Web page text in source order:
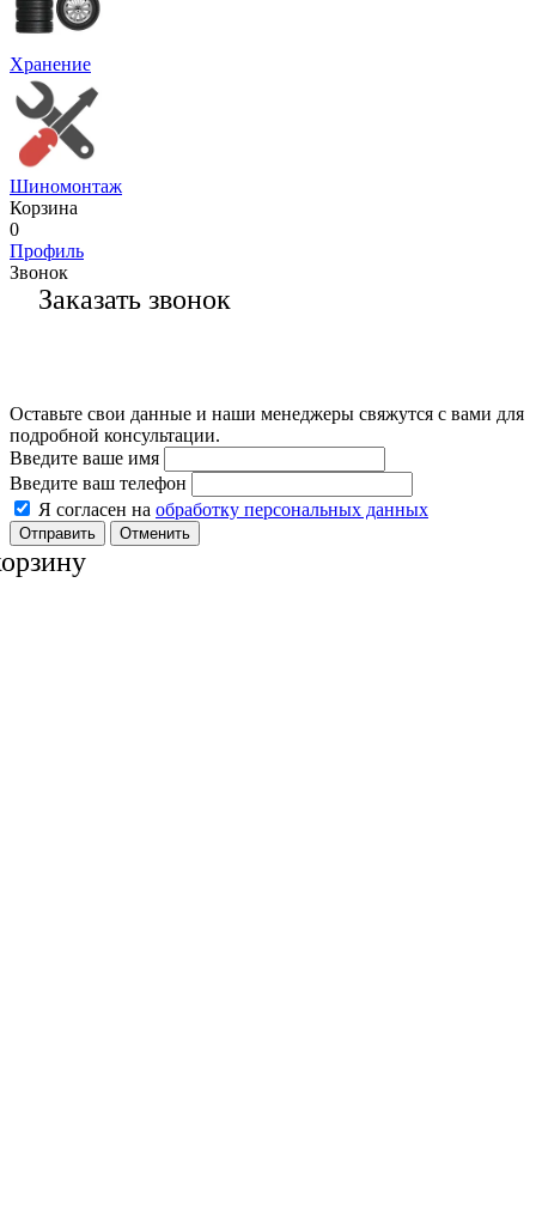
Хранение
Шиномонтаж
Корзина
0
Профиль
Звонок
Заказать звонок
Оставьте свои данные и наши менеджеры свяжутся с вами для
подробной консультации.
Введите ваше имя
Введите ваш телефон
Я согласен на обработку персональных данных
Отменить